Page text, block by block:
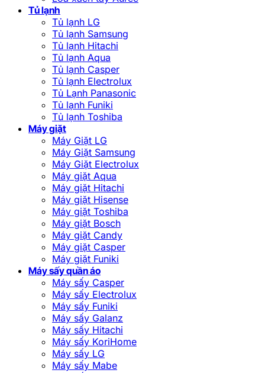
Tủ lạnh
Tủ lạnh LG
Tủ lạnh Samsung
Tủ lạnh Hitachi
Tủ lạnh Aqua
Tủ lạnh Casper
Tủ lạnh Electrolux
Tủ Lạnh Panasonic
Tủ lạnh Funiki
Tủ lạnh Toshiba
Máy giặt
Máy Giặt LG
Máy Giặt Samsung
Máy Giặt Electrolux
Máy giặt Aqua
Máy giặt Hitachi
Máy giặt Hisense
Máy giặt Toshiba
Máy giặt Bosch
Máy giặt Candy
Máy giặt Casper
Máy giặt Funiki
Máy sấy quần áo
Máy sấy Casper
Máy sấy Electrolux
Máy sấy Funiki
Máy sấy Galanz
Máy sấy Hitachi
Máy sấy KoriHome
Máy sấy LG
Máy sấy Mabe